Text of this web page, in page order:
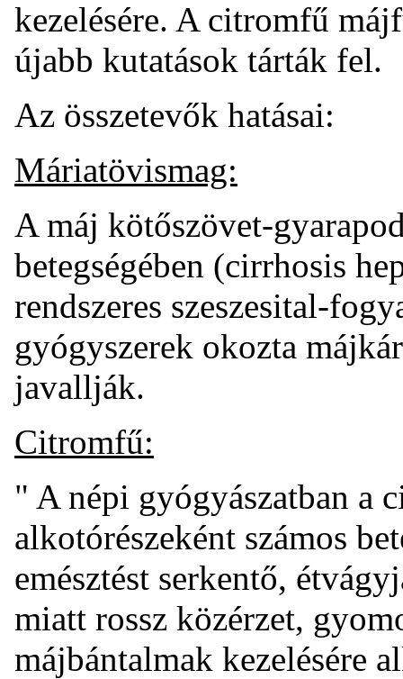
kezelésére. A citromfű
újabb kutatások tárták fel.
Az összetevők hatásai:
Máriatövismag:
A máj kötőszövet-
betegségében (cirrhosis
rendszeres szeszesital-
gyógyszerek okozta
javallják.
Citromfű:
" A népi gyógyászatban a
alkotórészeként számos
emésztést serkentő,
miatt rossz közérzet,
májbántalmak kezelésére